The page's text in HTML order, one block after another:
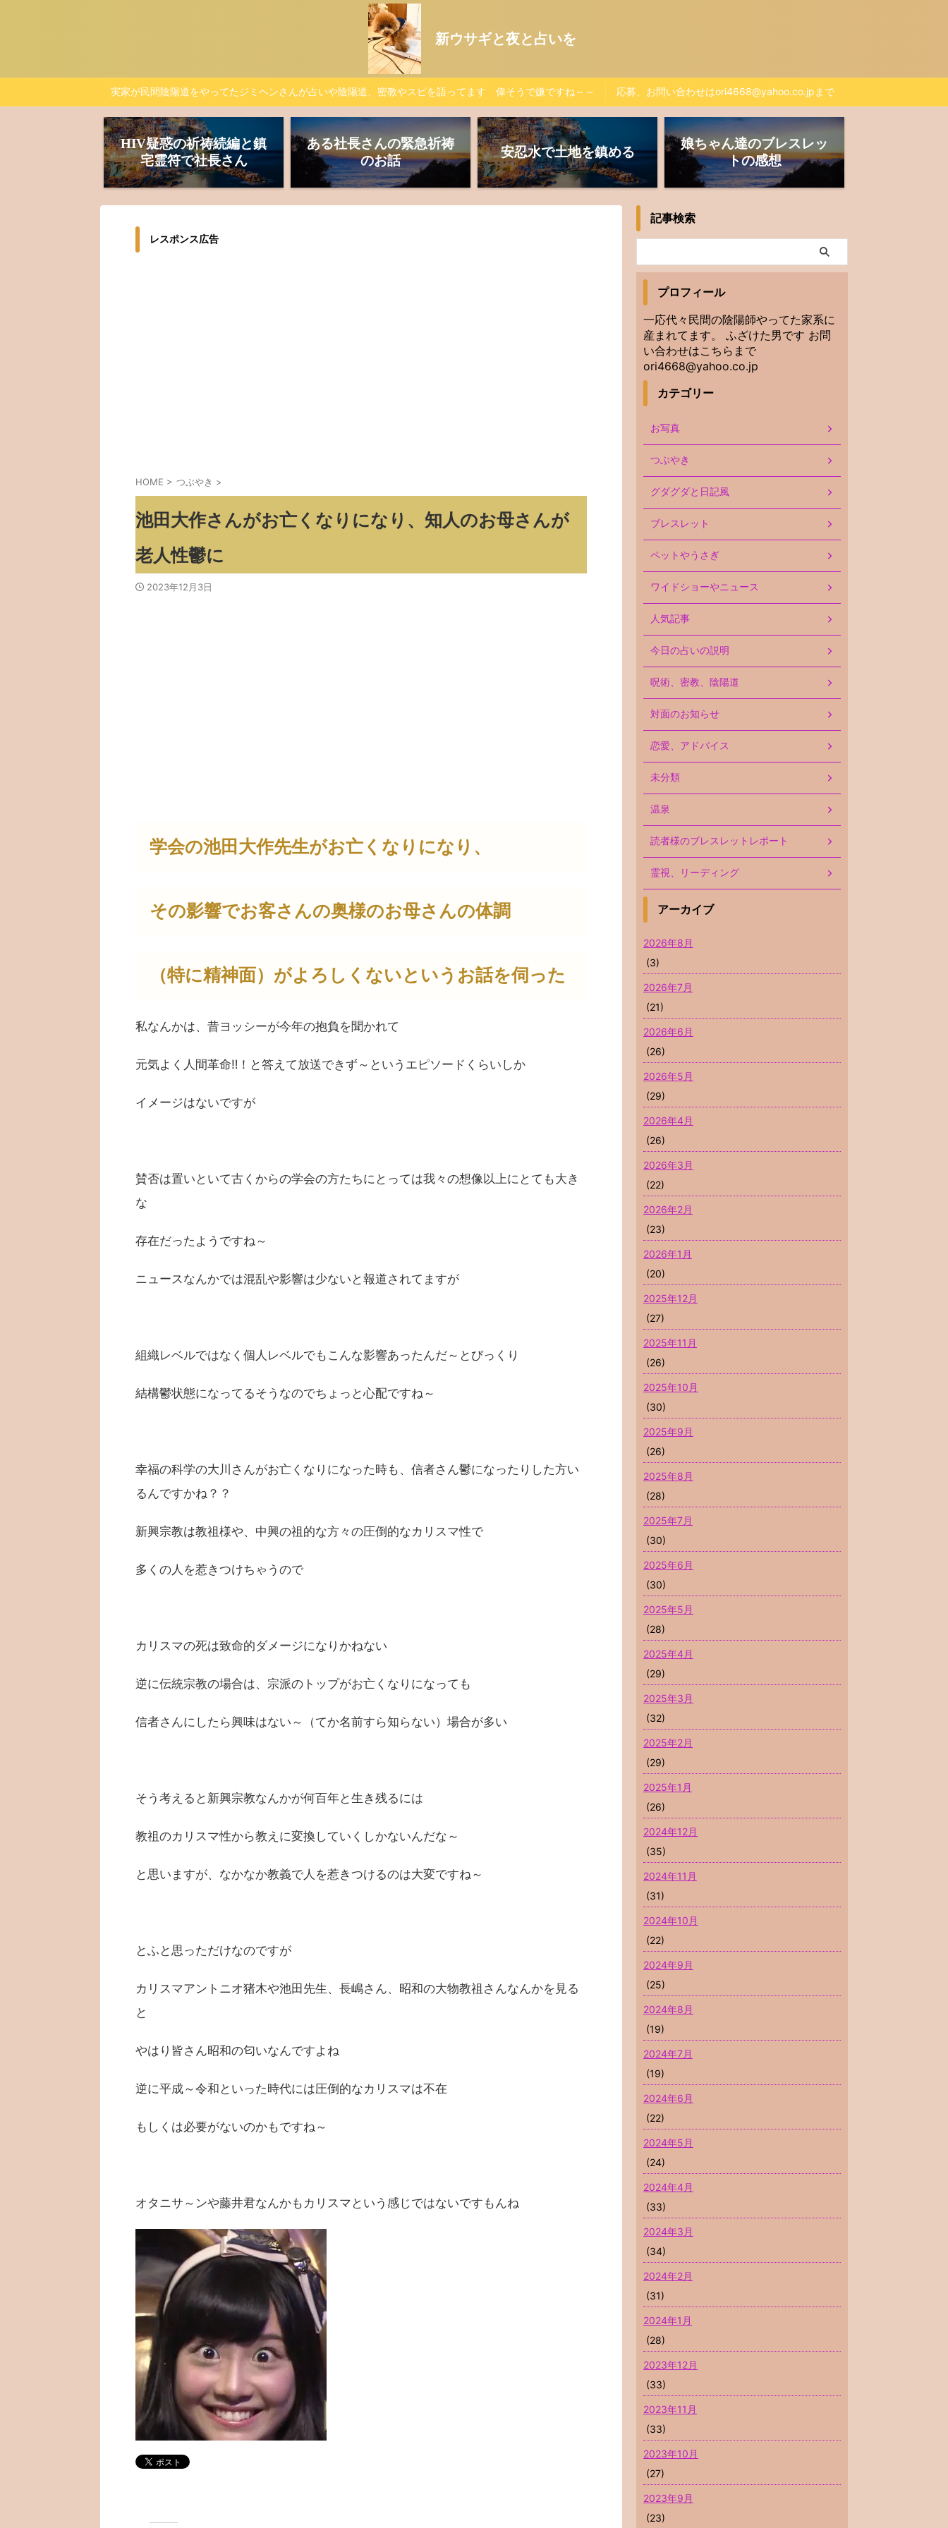
新ウサギと夜と占いを
実家が民間陰陽道をやってたジミヘンさんが占いや陰陽道、密教やスピを語ってます 偉そうで嫌ですね～～ 応募、お問い合わせはori4668@yahoo.co.jpまで
HIV疑惑の祈祷続編と鎮
宅霊符で社長さん
ある社長さんの緊急祈祷
のお話
安忍水で土地を鎮める
娘ちゃん達のブレスレッ
トの感想
レスポンス広告
HOME > つぶやき >
池田大作さんがお亡くなりになり、知人のお母さんが
老人性鬱に
2023年12月3日
学会の池田大作先生がお亡くなりになり、
その影響でお客さんの奥様のお母さんの体調
（特に精神面）がよろしくないというお話を伺った
私なんかは、昔ヨッシーが今年の抱負を聞かれて
元気よく人間革命‼！と答えて放送できず～というエピソードくらいしか
イメージはないですが
賛否は置いといて古くからの学会の方たちにとっては我々の想像以上にとても大き
な
存在だったようですね～
ニュースなんかでは混乱や影響は少ないと報道されてますが
組織レベルではなく個人レベルでもこんな影響あったんだ～とびっくり
結構鬱状態になってるそうなのでちょっと心配ですね～
幸福の科学の大川さんがお亡くなりになった時も、信者さん鬱になったりした方い
るんですかね？？
新興宗教は教祖様や、中興の祖的な方々の圧倒的なカリスマ性で
多くの人を惹きつけちゃうので
カリスマの死は致命的ダメージになりかねない
逆に伝統宗教の場合は、宗派のトップがお亡くなりになっても
信者さんにしたら興味はない～（てか名前すら知らない）場合が多い
そう考えると新興宗教なんかが何百年と生き残るには
教祖のカリスマ性から教えに変換していくしかないんだな～
と思いますが、なかなか教義で人を惹きつけるのは大変ですね～
とふと思っただけなのですが
カリスマアントニオ猪木や池田先生、長嶋さん、昭和の大物教祖さんなんかを見る
と
やはり皆さん昭和の匂いなんですよね
逆に平成～令和といった時代には圧倒的なカリスマは不在
もしくは必要がないのかもですね～
オタニサ～ンや藤井君なんかもカリスマという感じではないですもんね
記事検索
プロフィール
一応代々民間の陰陽師やってた家系に
産まれてます。 ふざけた男です お問
い合わせはこちらまで
ori4668@yahoo.co.jp
カテゴリー
お写真
つぶやき
グダグダと日記風
ブレスレット
ペットやうさぎ
ワイドショーやニュース
人気記事
今日の占いの説明
呪術、密教、陰陽道
対面のお知らせ
恋愛、アドバイス
未分類
温泉
読者様のブレスレットレポート
霊視、リーディング
アーカイブ
2026年8月
(3)
2026年7月
(21)
2026年6月
(26)
2026年5月
(29)
2026年4月
(26)
2026年3月
(22)
2026年2月
(23)
2026年1月
(20)
2025年12月
(27)
2025年11月
(26)
2025年10月
(30)
2025年9月
(26)
2025年8月
(28)
2025年7月
(30)
2025年6月
(30)
2025年5月
(28)
2025年4月
(29)
2025年3月
(32)
2025年2月
(29)
2025年1月
(26)
2024年12月
(35)
2024年11月
(31)
2024年10月
(22)
2024年9月
(25)
2024年8月
(19)
2024年7月
(19)
2024年6月
(22)
2024年5月
(24)
2024年4月
(33)
2024年3月
(34)
2024年2月
(31)
2024年1月
(28)
2023年12月
(33)
2023年11月
(33)
2023年10月
(27)
2023年9月
(23)